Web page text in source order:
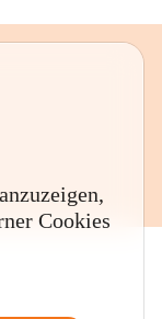
Cookies